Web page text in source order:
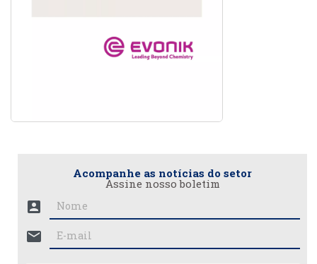
Acompanhe as notícias do setor
Assine nosso boletim
account_box
mail